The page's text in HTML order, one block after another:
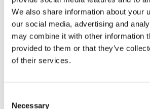
We also share information about your
our social media, advertising and
may combine it with other information
provided to them or that they’ve
of their services.
Necessary
Aperçu de la
L'une des gammes les